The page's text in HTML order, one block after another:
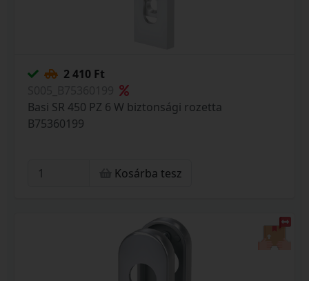
2 410 Ft
Basi SR 450 PZ 6 W biztonsági rozetta
B75360199
Kosárba tesz